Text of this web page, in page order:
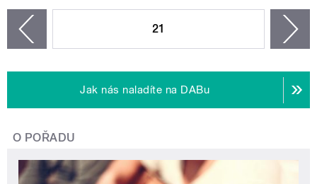
21
Jak nás naladíte na DABu
O POŘADU